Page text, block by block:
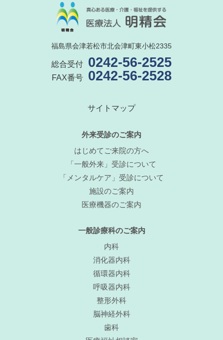
福島県会津若松市北会津町東小松2335
総合受付 0242-56-2525
FAX番号 0242-56-2528
サイトマップ
外来受診のご案内
はじめてご来院の方へ
「一般外来」受診について
「メンタルケア」受診について
施設のご案内
医療機器のご案内
一般診療科のご案内
内科
消化器内科
循環器内科
呼吸器内科
整形外科
脳神経外科
歯科